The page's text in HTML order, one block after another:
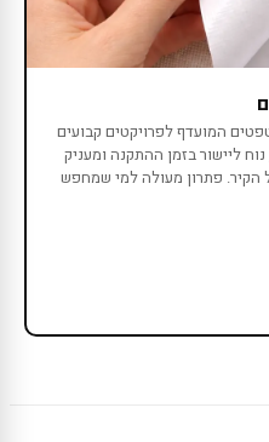
המועדף לפרויקטים קבועים
ליישור בזמן ההתקנה ומעניק
הקיר. פתרון מעולה למי שמחפש